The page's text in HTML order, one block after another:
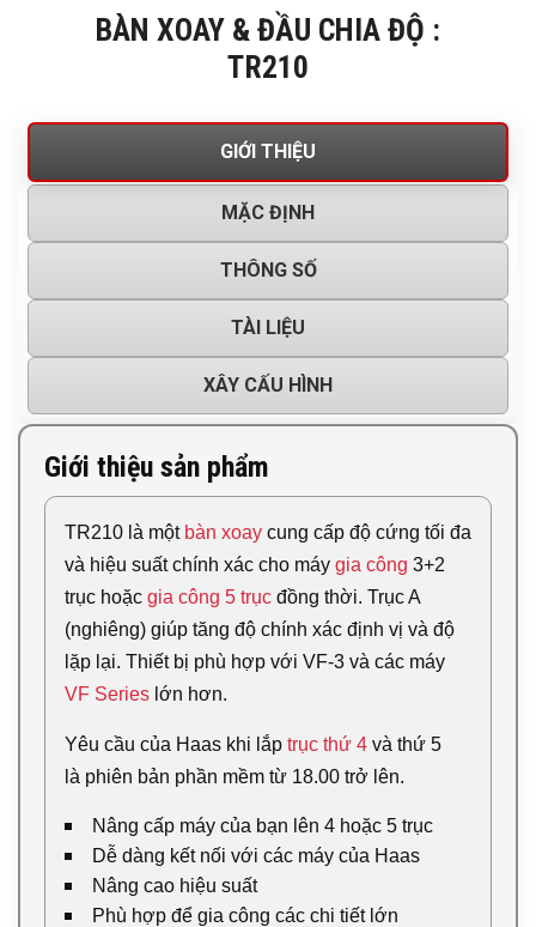
BÀN XOAY & ĐẦU CHIA ĐỘ :
TR210
GIỚI THIỆU
MẶC ĐỊNH
THÔNG SỐ
TÀI LIỆU
XÂY CẤU HÌNH
Giới thiệu sản phẩm
TR210 là một bàn xoay cung cấp độ cứng tối đa
và hiệu suất chính xác cho máy gia công 3+2
trục hoặc gia công 5 trục đồng thời. Trục A
(nghiêng) giúp tăng độ chính xác định vị và độ
lặp lại. Thiết bị phù hợp với VF-3 và các máy
VF Series lớn hơn.
Yêu cầu của Haas khi lắp trục thứ 4 và thứ 5
là phiên bản phần mềm từ 18.00 trở lên.
Nâng cấp máy của bạn lên 4 hoặc 5 trục
Dễ dàng kết nối với các máy của Haas
Nâng cao hiệu suất
Phù hợp để gia công các chi tiết lớn